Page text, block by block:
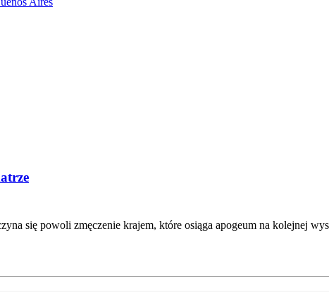
się powoli zmęczenie krajem, które osiąga apogeum na kolejnej